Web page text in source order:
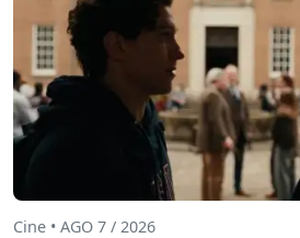
Cine • AGO 7 / 2026